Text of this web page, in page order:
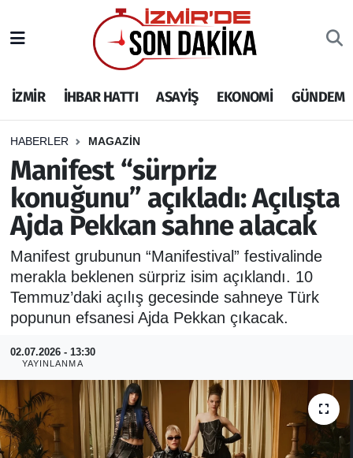
İZMİR İHBAR HATTI ASAYİŞ EKONOMİ GÜNDEM
HABERLER MAGAZİN
Manifest “sürpriz
konuğunu” açıkladı: Açılışta
Ajda Pekkan sahne alacak
Manifest grubunun “Manifestival” festivalinde
merakla beklenen sürpriz isim açıklandı. 10
Temmuz’daki açılış gecesinde sahneye Türk
popunun efsanesi Ajda Pekkan çıkacak.
02.07.2026 - 13:30
YAYINLANMA
İHBAR HATTI
DEPREM
GENEL
EKONOMİ
SİYASET
SPOR
RESMİ REKLAM
İzmir Nöbetçi Eczaneler
İzmir Hava Durumu
İzmir Namaz Vakitleri
İzmir Trafik Yoğunluk Haritası
Puan Durumu ve Fikstür
Tüm Manşetler
Son Dakika Haberleri